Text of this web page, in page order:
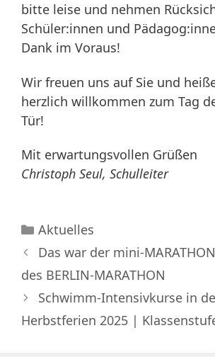
bitte leise und nehmen
Schüler:innen und
Dank im Voraus!
Wir freuen uns auf Sie und
herzlich willkommen zum Tag
Tür!
Mit erwartungsvollen Grüßen
Christoph Seul, Schulleiter
Kategorien
Aktuelles
Das war der mini-
des BERLIN-MARATHON
Schwimm-Intensivkurse in
Herbstferien 2025 |